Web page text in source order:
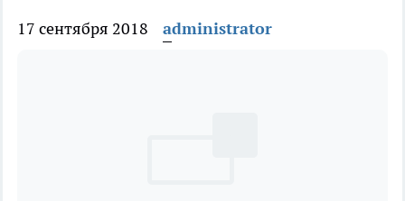
17 сентября 2018 administrator